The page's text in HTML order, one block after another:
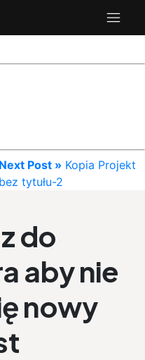
Next Post » Kopia Projekt
bez tytułu-2
do
aby nie
nowy